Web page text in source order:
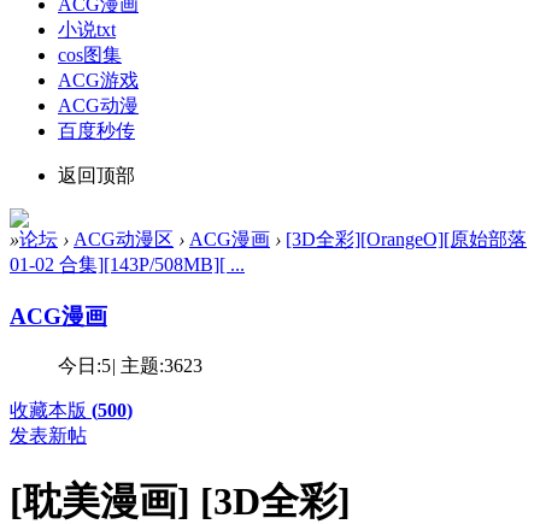
小说txt
cos图集
ACG游戏
ACG动漫
百度秒传
返回顶部
»论坛 › ACG动漫区 › ACG漫画 › [3D全彩][OrangeO][原始部落
01-02 合集][143P/508MB][ ...
ACG漫画
今日:5| 主题:3623
收藏本版 (500)
发表新帖
[耽美漫画] [3D全彩]